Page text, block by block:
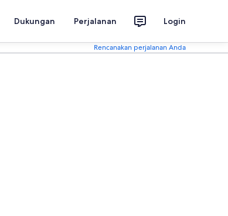
Dukungan Perjalanan Login
Rencanakan perjalanan Anda